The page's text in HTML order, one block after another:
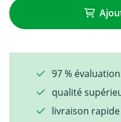
97 %
qualité
livraison rapide